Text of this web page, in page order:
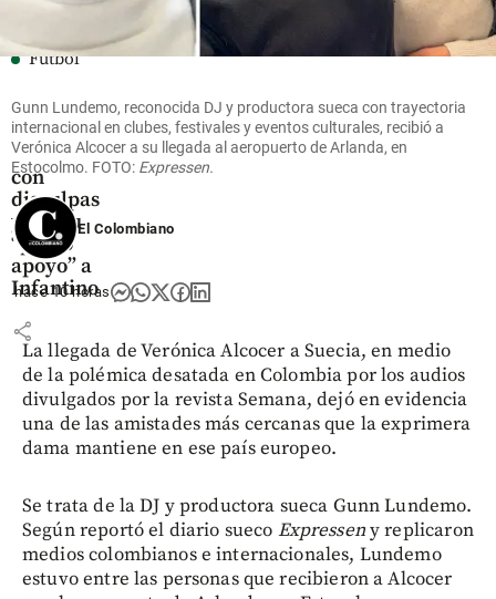
Fútbol
intenta
superar
su crisis
con
disculpas
y dio su
“pleno
apoyo” a
Infantino
share
Gunn Lundemo, reconocida DJ y productora sueca con trayectoria
internacional en clubes, festivales y eventos culturales, recibió a
Verónica Alcocer a su llegada al aeropuerto de Arlanda, en
Estocolmo. FOTO: Expressen.
El Colombiano
hace 10 horas
La llegada de Verónica Alcocer a Suecia, en medio
de la polémica desatada en Colombia por los audios
divulgados por la revista Semana, dejó en evidencia
una de las amistades más cercanas que la exprimera
dama mantiene en ese país europeo.
Se trata de la DJ y productora sueca Gunn Lundemo.
Según reportó el diario sueco Expresseny replicaron
medios colombianos e internacionales, Lundemo
estuvo entre las personas que recibieron a Alcocer